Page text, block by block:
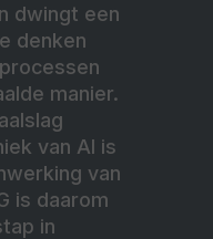
dwingt een
denken
manier.
van AI is
van
is daarom
in